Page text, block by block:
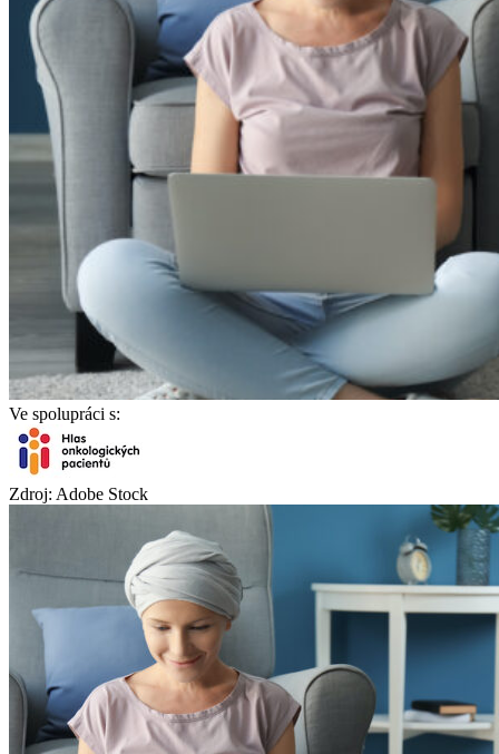
Ve spolupráci s:
Zdroj: Adobe Stock